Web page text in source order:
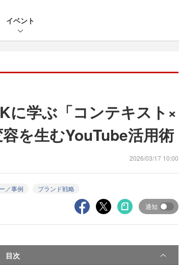
イベント
に学ぶ「コンテキスト×
を生むYouTube活用術
2026/03/17 10:00
／事例 ブランド戦略
通知
目次